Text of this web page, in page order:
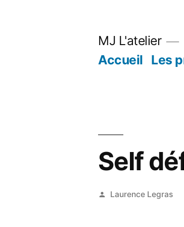
MJ L'atelier
Accueil Les
Self
Publié
Laurence Legras